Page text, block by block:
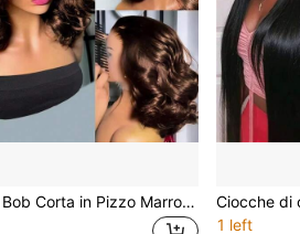
Parrucca Bob Corta in Pizzo Marrone Cioccolato 13x4 con Pizzo Frontale Trasparente, Parrucca Bob Onda Profonda Sciolta per Donne, Parrucca in Pizzo di Capelli Umani
1 left